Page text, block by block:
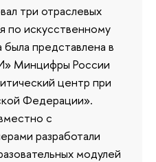
три отраслевых
по искусственному
представлена в
Минцифры России
центр при
Федерации».
с
разработали
модулей